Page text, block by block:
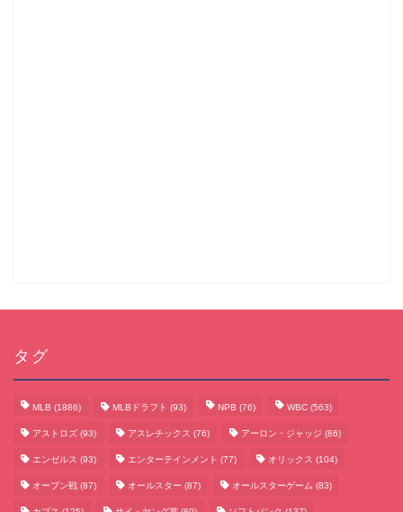
タグ
MLB (1886) MLBドラフト (93) NPB (76) WBC (563)
アストロズ (93) アスレチックス (76) アーロン・ジャッジ (86)
エンゼルス (93) エンターテインメント (77) オリックス (104)
オープン戦 (87) オールスター (87) オールスターゲーム (83)